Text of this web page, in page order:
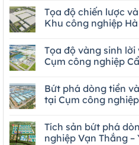
Tọa độ chiến lược
Khu công nghiệp
Tọa độ vàng sinh
Cụm công nghiệp
Bứt phá dòng tiền
tại Cụm công
Tích sản bứt phá
nghiệp Vạn Thắng –